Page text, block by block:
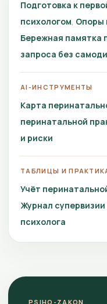
Подготовка к
психологом Опоры
Бережная памятка
запроса без
AI-ИНСТРУМЕНТЫ
Карта
перинатальной
и риски
ТАБЛИЦЫ И
Учёт
Журнал супервизии
психолога
PSIHO-ZAKON